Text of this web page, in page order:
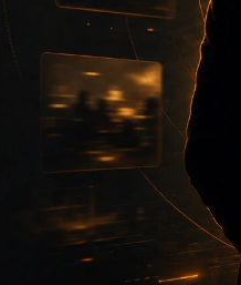
入口、图片说明和站内推荐
发到具体内容页。